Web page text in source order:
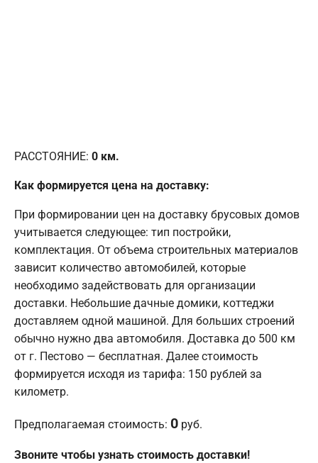
РАССТОЯНИЕ: 0 км.
Как формируется цена на доставку:
При формировании цен на доставку брусовых домов
учитывается следующее: тип постройки,
комплектация. От объема строительных материалов
зависит количество автомобилей, которые
необходимо задействовать для организации
доставки. Небольшие дачные домики, коттеджи
доставляем одной машиной. Для больших строений
обычно нужно два автомобиля. Доставка до 500 км
от г. Пестово — бесплатная. Далее стоимость
формируется исходя из тарифа: 150 рублей за
километр.
Предполагаемая стоимость: 0 руб.
Звоните чтобы узнать стоимость доставки!